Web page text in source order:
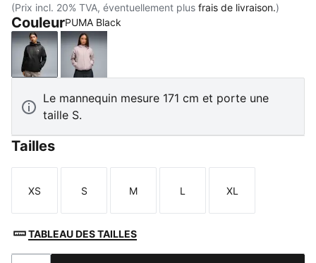
(Prix incl. 20% TVA, éventuellement plus frais de livraison.)
CouleurPUMA Black
PUMA BlackMisty Pink
Le mannequin mesure 171 cm et porte une
taille S.
Tailles
Taille
XS
Taille
S
Taille
M
Taille
L
Taille
XL
TABLEAU DES TAILLES